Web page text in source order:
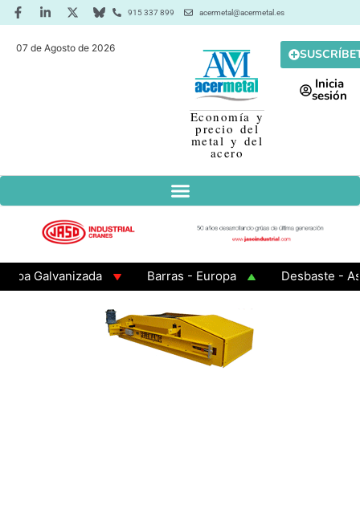
915 337 899 acermetal@acermetal.es
07 de Agosto de 2026
Economía y
precio del
metal y del
acero
Inicia
sesión
Barras - Europa
Desbaste - Asia